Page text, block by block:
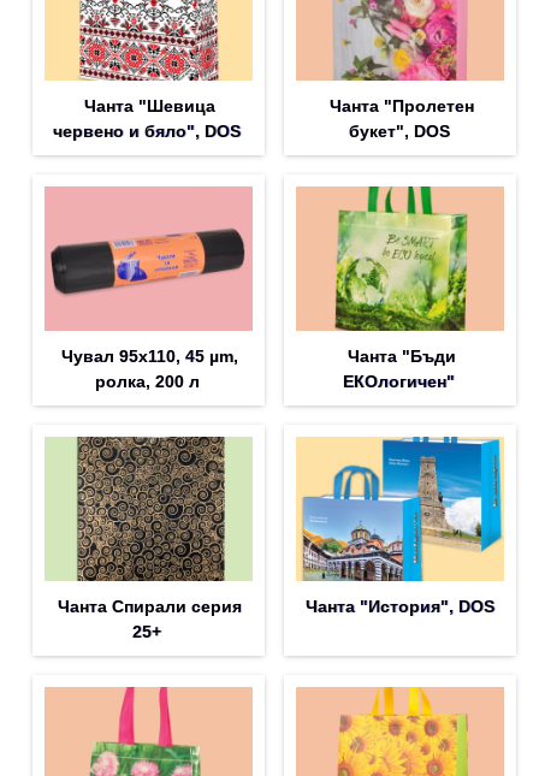
Чанта "Шевица
червено и бяло", DOS
Чанта "Пролетен
букет", DOS
Чувал 95х110, 45 µm,
ролка, 200 л
Чанта "Бъди
ЕКОлогичен"
Чанта Спирали серия
25+
Чанта "История", DOS